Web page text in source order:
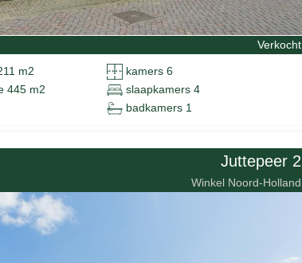
Verkocht
m2
445 m2
kamers 6
slaapkamers 4
badkamers 1
Juttepeer 2
Winkel Noord-Holland